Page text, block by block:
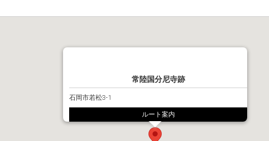
常陸国分尼寺跡
石岡市若松3-1
ルート案内